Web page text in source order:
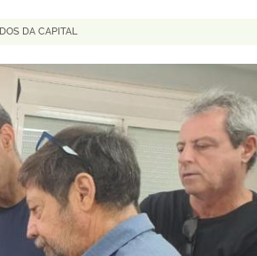
DA CAPITAL